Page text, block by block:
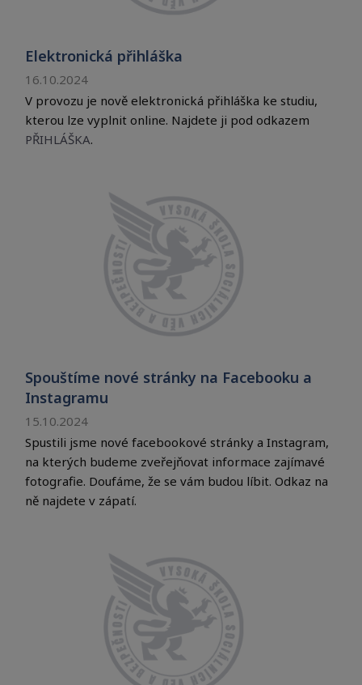
Elektronická přihláška
16.10.2024
V provozu je nově elektronická přihláška ke studiu,
kterou lze vyplnit online. Najdete ji pod odkazem
PŘIHLÁŠKA.
Spouštíme nové stránky na Facebooku a
Instagramu
15.10.2024
Spustili jsme nové facebookové stránky a Instagram,
na kterých budeme zveřejňovat informace zajímavé
fotografie. Doufáme, že se vám budou líbit. Odkaz na
ně najdete v zápatí.